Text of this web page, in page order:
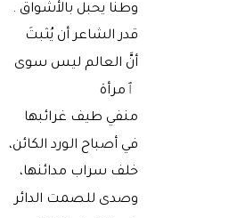
وطنا يحبل بالأشواق .
قدر الشاعر أن يُثبتَ
أنَّ العالم ليس سوى
ٱمرأة
منفي طيف غرائبها
في أصباح الورد الكائن،
خلف سراب مدائنها،
وصدى للصمت الدائر